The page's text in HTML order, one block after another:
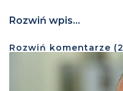
Rozwiń wpis...
Rozwiń komentarze (2